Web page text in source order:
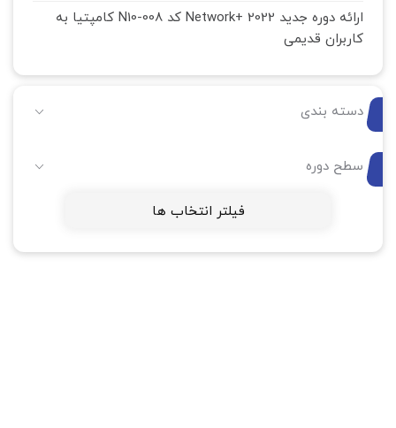
ارائه دوره جدید Network+ 2022 کد N10-008 کامپتیا به
کاربران قدیمی
دسته بندی
سطح دوره
فیلتر انتخاب ها